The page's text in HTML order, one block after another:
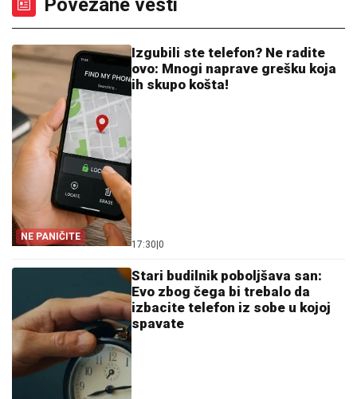
Povezane vesti
NE PANIČITE
Izgubili ste telefon? Ne radite
ovo: Mnogi naprave grešku koja
ih skupo košta!
17:30 0
Stari budilnik poboljšava san:
Evo zbog čega bi trebalo da
izbacite telefon iz sobe u kojoj
spavate